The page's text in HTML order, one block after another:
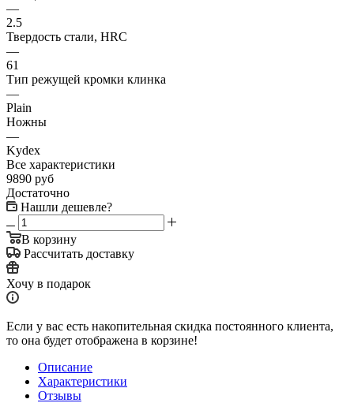
—
2.5
Твердость стали, HRC
—
61
Тип режущей кромки клинка
—
Plain
Ножны
—
Kydex
Все характеристики
9890 руб
Достаточно
Нашли дешевле?
В корзину
Рассчитать доставку
Хочу в подарок
Если у вас есть накопительная скидка постоянного клиента,
то она будет отображена в корзине!
Описание
Характеристики
Отзывы